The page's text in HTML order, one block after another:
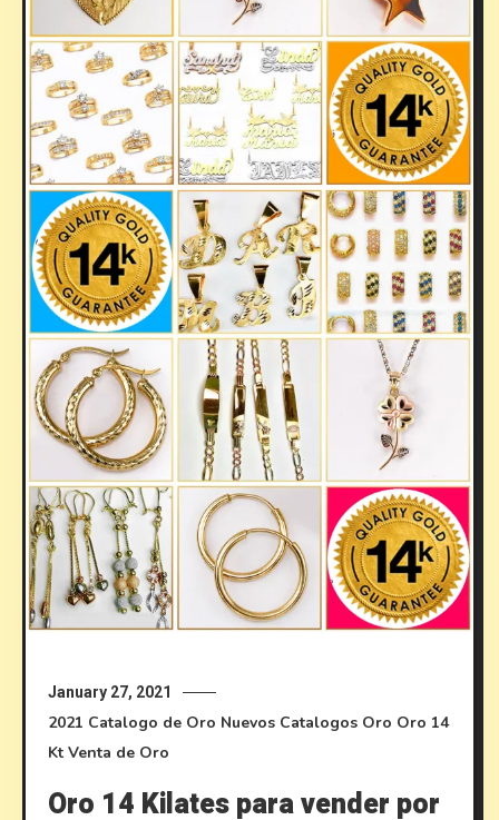
January 27, 2021
2021 Catalogo de Oro Nuevos Catalogos Oro Oro 14
Kt Venta de Oro
Oro 14 Kilates para vender por